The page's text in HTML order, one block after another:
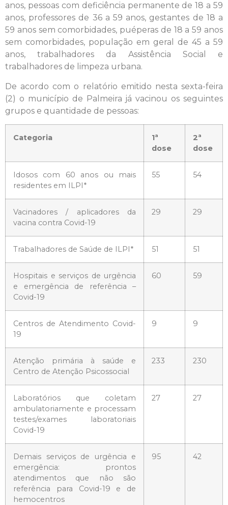
anos, pessoas com deficiência permanente de 18 a 59
anos, professores de 36 a 59 anos, gestantes de 18 a
59 anos sem comorbidades, puéperas de 18 a 59 anos
sem comorbidades, população em geral de 45 a 59
anos, trabalhadores da Assistência Social e
trabalhadores de limpeza urbana.
De acordo com o relatório emitido nesta sexta-feira
(2) o município de Palmeira já vacinou os seguintes
grupos e quantidade de pessoas:
Categoria
1ª
dose
2ª
dose
Idosos com 60 anos ou mais
residentes em ILPI*
55 54
Vacinadores / aplicadores da
vacina contra Covid-19
29 29
Trabalhadores de Saúde de ILPI* 51 51
Hospitais e serviços de urgência
e emergência de referência –
Covid-19
60 59
Centros de Atendimento Covid-
19
9 9
Atenção primária à saúde e
Centro de Atenção Psicossocial
233 230
Laboratórios que coletam
ambulatoriamente e processam
testes/exames laboratoriais
Covid-19
27 27
Demais serviços de urgência e
emergência: prontos
atendimentos que não são
referência para Covid-19 e de
hemocentros
95 42